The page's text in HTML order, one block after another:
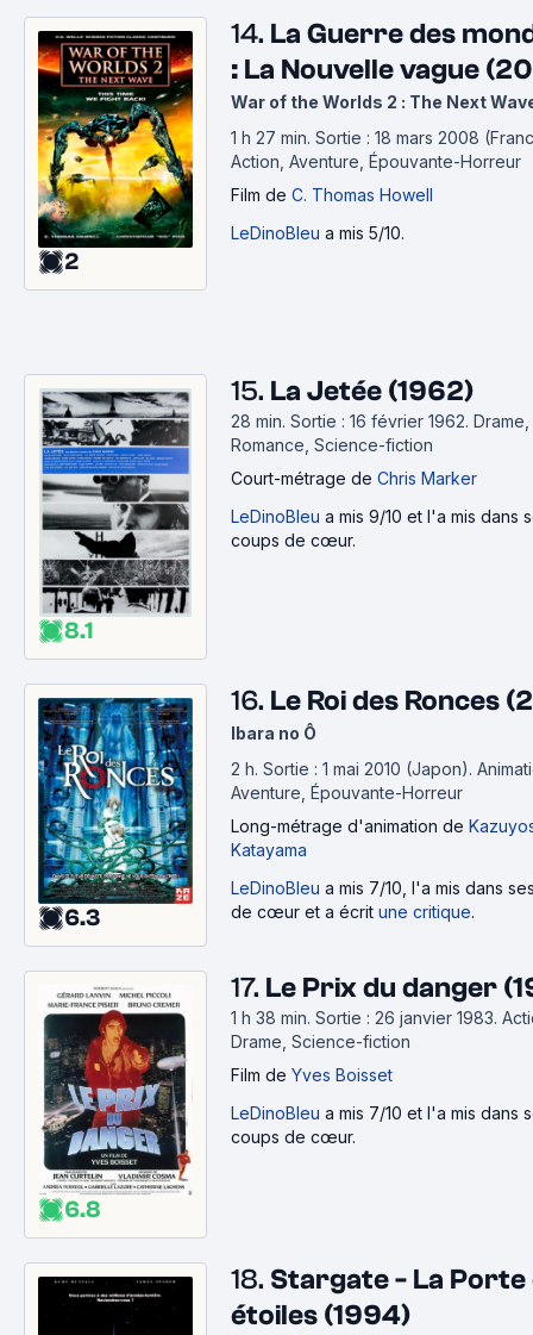
2
14. La Guerre des
: La Nouvelle vague
War of the Worlds 2 : The Next
1 h 27 min. Sortie : 18 mars 2008
Action, Aventure, Épouvante-Horreur
Film de C. Thomas Howell
LeDinoBleu a mis 5/10.
8.1
15. La Jetée (1962)
28 min. Sortie : 16 février 1962. Drame,
Romance, Science-fiction
Court-métrage de Chris Marker
LeDinoBleu a mis 9/10 et l'a mis dans
coups de cœur.
6.3
16. Le Roi des Ronces
Ibara no Ô
2 h. Sortie : 1 mai 2010 (Japon).
Aventure, Épouvante-Horreur
Long-métrage d'animation de
Katayama
LeDinoBleu a mis 7/10, l'a mis dans
de cœur et a écrit une critique.
6.8
17. Le Prix du danger
1 h 38 min. Sortie : 26 janvier 1983.
Drame, Science-fiction
Film de Yves Boisset
LeDinoBleu a mis 7/10 et l'a mis dans
coups de cœur.
18. Stargate - La Porte
étoiles (1994)